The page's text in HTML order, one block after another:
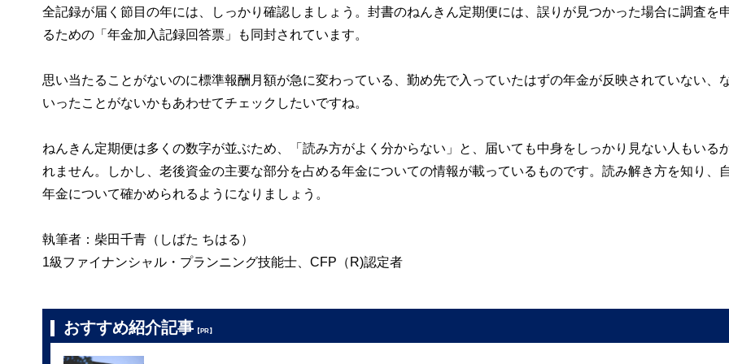
全記録が届く節目の年には、しっかり確認しましょう。封書のねんきん定期便には、誤りが見つかった場合に調査を
るための「年金加入記録回答票」も同封されています。
思い当たることがないのに標準報酬月額が急に変わっている、勤め先で入っていたはずの年金が反映されていない、
いったことがないかもあわせてチェックしたいですね。
ねんきん定期便は多くの数字が並ぶため、「読み方がよく分からない」と、届いても中身をしっかり見ない人もいる
れません。しかし、老後資金の主要な部分を占める年金についての情報が載っているものです。読み解き方を知り、
年金について確かめられるようになりましょう。
執筆者：柴田千青（しばた ちはる）
1級ファイナンシャル・プランニング技能士、CFP（R)認定者
おすすめ紹介記事 【PR】